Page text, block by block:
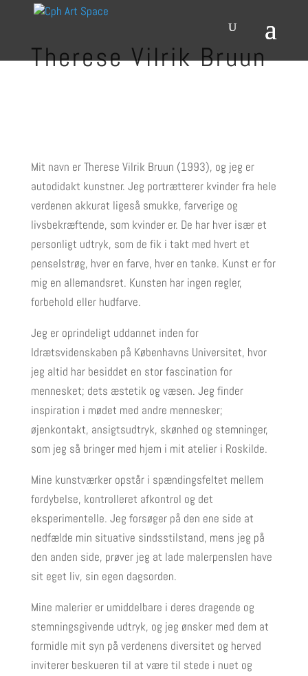
Therese Vilrik Bruun
Mit navn er Therese Vilrik Bruun (1993), og jeg er
autodidakt kunstner. Jeg portrætterer kvinder fra hele
verdenen akkurat ligeså smukke, farverige og
livsbekræftende, som kvinder er. De har hver især et
personligt udtryk, som de fik i takt med hvert et
penselstrøg, hver en farve, hver en tanke. Kunst er for
mig en allemandsret. Kunsten har ingen regler,
forbehold eller hudfarve.
Jeg er oprindeligt uddannet inden for
Idrætsvidenskaben på Københavns Universitet, hvor
jeg altid har besiddet en stor fascination for
mennesket; dets æstetik og væsen. Jeg finder
inspiration i mødet med andre mennesker;
øjenkontakt, ansigtsudtryk, skønhed og stemninger,
som jeg så bringer med hjem i mit atelier i Roskilde.
Mine kunstværker opstår i spændingsfeltet mellem
fordybelse, kontrolleret afkontrol og det
eksperimentelle. Jeg forsøger på den ene side at
nedfælde min situative sindsstilstand, mens jeg på
den anden side, prøver jeg at lade malerpenslen have
sit eget liv, sin egen dagsorden.
Mine malerier er umiddelbare i deres dragende og
stemningsgivende udtryk, og jeg ønsker med dem at
formidle mit syn på verdenens diversitet og herved
inviterer beskueren til at være til stede i nuet og